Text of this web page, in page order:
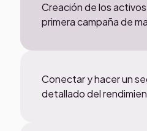
Creación de los
primera campaña de
Conectar y hacer un
detallado del